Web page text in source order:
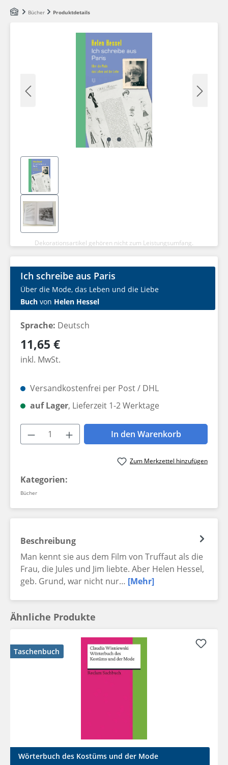
Zum Hauptinhalt springen
Bücher Produktdetails
Dekorationsartikel gehören nicht zum Leistungsumfang.
Ich schreibe aus Paris
Über die Mode, das Leben und die Liebe
Buch von Helen Hessel
Sprache: Deutsch
Regulärer Preis:
11,65 €
inkl. MwSt.
Versandkostenfrei per Post / DHL
auf Lager, Lieferzeit 1-2 Werktage
Produkt Anzahl: Gib den
In den Warenkorb
Zum Merkzettel hinzufügen
Kategorien:
Bücher
Beschreibung
Man kennt sie aus dem Film von Truffaut als die
Frau, die Jules und Jim liebte. Aber Helen Hessel,
geb. Grund, war nicht nur… [Mehr]
Ähnliche Produkte
Taschenbuch
Wörterbuch des Kostüms und der Mode